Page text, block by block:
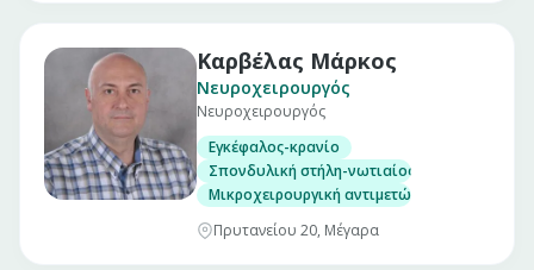
Καρβέλας Μάρκος
Νευροχειρουργός
Νευροχειρουργός
Εγκέφαλος-κρανίο
Σπονδυλική στήλη-νωτιαίος μυελός
Μικροχειρουργική αντιμετώπιση όγκων,
Πρυτανείου 20, Μέγαρα